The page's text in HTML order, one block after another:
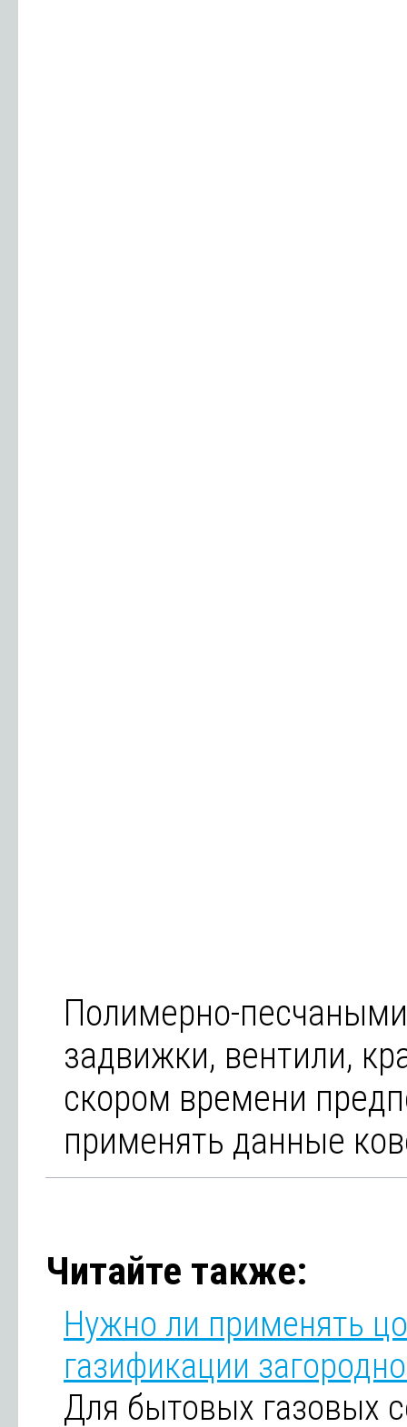
Полимерно-
задвижки, вентили,
скором времени
применять данные
Читайте также:
Нужно ли применять
газификации
Для бытовых газовых